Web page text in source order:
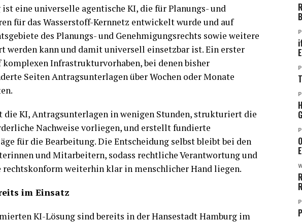
eine universelle agentische KI, die für Planungs- und
für das Wasserstoff-Kernnetz entwickelt wurde und auf
des Planungs- und Genehmigungsrechts sowie weitere
werden kann und damit universell einsetzbar ist. Ein erster
Infrastrukturvorhaben, bei denen bisher
Seiten Antragsunterlagen über Wochen oder Monate
die KI, Antragsunterlagen in wenigen Stunden, strukturiert die
Nachweise vorliegen, und erstellt fundierte
für die Bearbeitung. Die Entscheidung selbst bleibt bei den
und Mitarbeitern, sodass rechtliche Verantwortung und
rechtskonform weiterhin klar in menschlicher Hand liegen.​
im Einsatz
KI-Lösung sind bereits in der Hansestadt Hamburg im